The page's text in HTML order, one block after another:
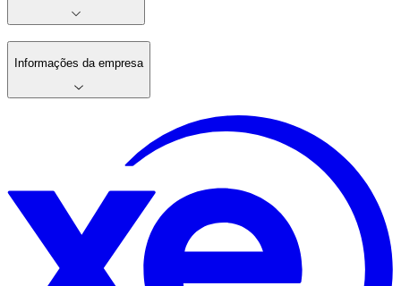
Informações da empresa